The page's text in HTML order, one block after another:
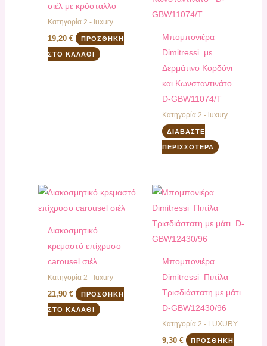
σιέλ με κρύσταλλο
Κατηγορία 2 - luxury
19,20€ ΠΡΟΣΘΉΚΗ
ΣΤΟ ΚΑΛΆΘΙ
Μπομπονιέρα
Dimitressi με
Δερμάτινο Κορδόνι
και Κωνσταντινάτο
D-GBW11074/T
Κατηγορία 2 - luxury
ΔΙΑΒΆΣΤΕ
ΠΕΡΙΣΣΌΤΕΡΑ
Διακοσμητικό
κρεμαστό επίχρυσο
carousel σιέλ
Κατηγορία 2 - luxury
21,90€ ΠΡΟΣΘΉΚΗ
ΣΤΟ ΚΑΛΆΘΙ
Μπομπονιέρα
Dimitressi Πιπίλα
Τρισδιάστατη με μάτι
D-GBW12430/96
Κατηγορία 2 - LUXURY
9,30 € ΠΡΟΣΘΉΚΗ